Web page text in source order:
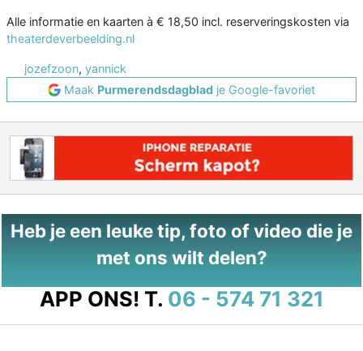
Alle informatie en kaarten à € 18,50 incl. reserveringskosten via
theaterdeverbeelding.nl
jozefzoon, yannick
Maak Purmerendsdagblad je Google-favoriet
Heb je een leuke tip, foto of video die je
met ons wilt delen?
APP ONS! T. 06 - 574 71 321